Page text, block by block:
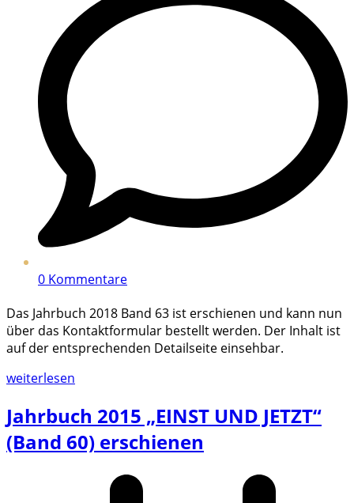
0 Kommentare
Das Jahrbuch 2018 Band 63 ist erschienen und kann nun
über das Kontaktformular bestellt werden. Der Inhalt ist
auf der entsprechenden Detailseite einsehbar.
weiterlesen
Jahrbuch 2015 „EINST UND JETZT“
(Band 60) erschienen